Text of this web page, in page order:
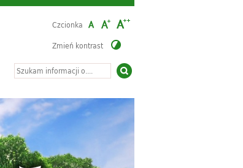
Czcionka
Zmień kontrast